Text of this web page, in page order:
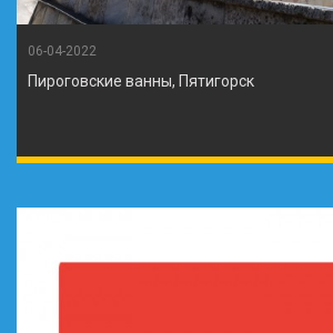
06-04-2022
Пироговские ванны, Пятигорск